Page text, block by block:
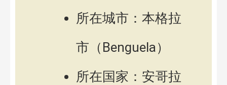
所在城市：本格拉
市（Benguela）
所在国家：安哥拉